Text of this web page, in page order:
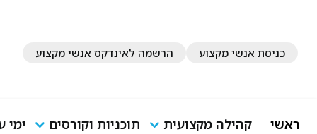
כניסת אנשי מקצוע הרשמה לאינדקס אנשי מקצוע
ראשי קהילה מקצועית תוכניות וקורסים ימי